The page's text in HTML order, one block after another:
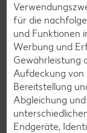
Gültig vom
KNÜLLER
für die
und Funktionen
Werbung und
Gewährleistung
Aufdeckung von
Bereitstellung
Abgleichung
Endgeräte,